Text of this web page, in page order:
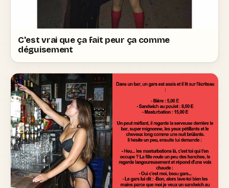
C'est vrai que ça fait peur ça comme
déguisement